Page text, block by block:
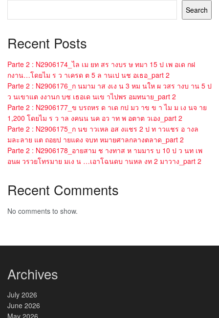
Search
Recent Posts
Parte 2 : N2906174_ไล เม ยท สร างบร ษ ทมา 15 ป เพ อเด กฝ
กงาน…โดยไม ร ว าเครด ต 5 ล านเป นช อเธอ_part 2
Parte 2 : N2906176_ก นมาม าส งเง น 3 หม นให ผ วสร างบ าน 5 ป
ว นเขาแต งงานก บช เธอเด นเข าไปพร อมทนาย_part 2
Parte 2 : N2906177_ข บรถหร ด าเด กป มว าข ข า ไม ม เง นจ าย
1,200 โดยไม ร ว าล งคนน นค อว าท พ อตาต วเอง_part 2
Parte 2 : N2906175_ก นข าวเหล อส งแชร 2 ป ท าวแชร อ างล
มละลาย แต ถอยป ายแดง จบท หมายศาลกลางตลาด_part 2
Parte 2 : N2906178_อายสาม ช างทาส ห ามมาร บ 10 ป ว นท เพ
อนผ วรวยโทรมาย มเง น …เอาโฉนดบ านหล งท 2 มาวาง_part 2
Recent Comments
No comments to show.
Archives
July 2026
June 2026